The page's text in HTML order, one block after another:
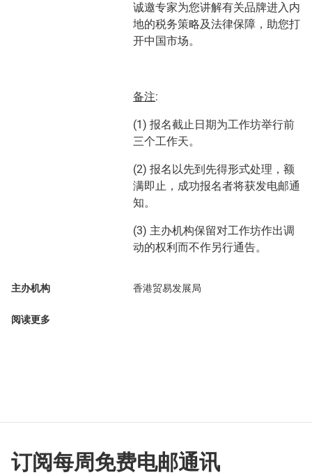
诚邀专家为您讲解有关品牌进入内
地的税务策略及法律保障，助您打
开中国市场。
备注:
(1) 报名截止日期为工作坊举行前
三个工作天。
(2) 报名以先到先得形式处理，额
满即止，成功报名者将获发电邮通
知。
(3) 主办机构保留对工作坊作出调
动的权利而不作另行通告。
主办机构 香港贸易发展局
阅读更多
订阅每周免费电邮通讯